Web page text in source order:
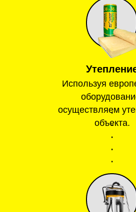
Используя
осуществляем
объекта.